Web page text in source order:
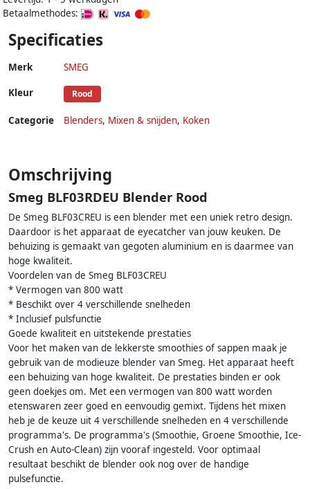
Betaalmethodes:
Specificaties
Merk SMEG
Kleur Rood
Categorie Blenders, Mixen & snijden, Koken
Omschrijving
Smeg BLF03RDEU Blender Rood
De Smeg BLF03CREU is een blender met een uniek retro design.
Daardoor is het apparaat de eyecatcher van jouw keuken. De
behuizing is gemaakt van gegoten aluminium en is daarmee van
hoge kwaliteit.
Voordelen van de Smeg BLF03CREU
* Vermogen van 800 watt
* Beschikt over 4 verschillende snelheden
* Inclusief pulsfunctie
Goede kwaliteit en uitstekende prestaties
Voor het maken van de lekkerste smoothies of sappen maak je
gebruik van de modieuze blender van Smeg. Het apparaat heeft
een behuizing van hoge kwaliteit. De prestaties binden er ook
geen doekjes om. Met een vermogen van 800 watt worden
etenswaren zeer goed en eenvoudig gemixt. Tijdens het mixen
heb je de keuze uit 4 verschillende snelheden en 4 verschillende
programma's. De programma's (Smoothie, Groene Smoothie, Ice-
Crush en Auto-Clean) zijn vooraf ingesteld. Voor optimaal
resultaat beschikt de blender ook nog over de handige
pulsefunctie.